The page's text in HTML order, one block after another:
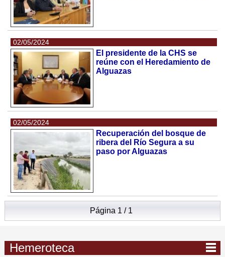
02/05/2024
El presidente de la CHS se
reúne con el Heredamiento de
Alguazas
02/05/2024
Recuperación del bosque de
ribera del Río Segura a su
paso por Alguazas
Página 1 / 1
Hemeroteca